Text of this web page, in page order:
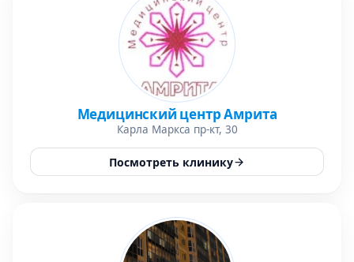
Медицинский центр Амрита
Карла Маркса пр-кт, 30
Посмотреть клинику